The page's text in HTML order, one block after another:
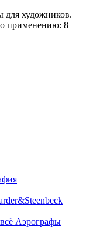
для художников.
применению: 8
Аэрографы